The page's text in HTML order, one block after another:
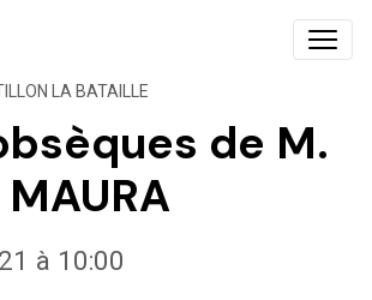
DE CASTILLON LA BATAILLE
de M.
à 10:00